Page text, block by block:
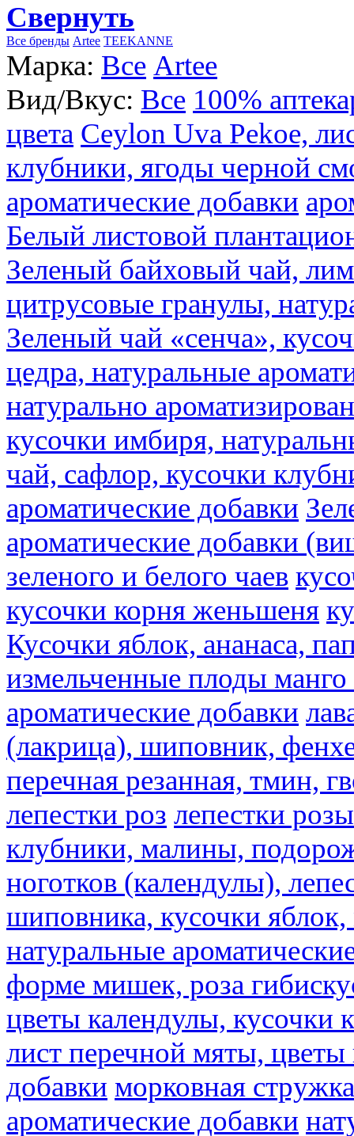
Свернуть
Все бренды Artee TEEKANNE
Марка: Все Artee
Вид/Вкус: Все 100%
цвета Ceylon Uva Pekoe,
клубники, ягоды черной
ароматические добавки
Белый листовой
Зеленый байховый чай,
цитрусовые гранулы,
Зеленый чай «сенча»,
цедра, натуральные
натурально
кусочки имбиря,
чай, сафлор, кусочки
ароматические добавки
ароматические добавки
зеленого и белого чаев
кусочки корня женьшеня
Кусочки яблок, ананаса,
измельченные плоды
ароматические добавки
(лакрица), шиповник,
перечная резанная, тмин,
лепестки роз лепестки розы
клубники, малины,
ноготков (календулы),
шиповника, кусочки
натуральные
форме мишек, роза
цветы календулы, кусочки
лист перечной мяты,
добавки морковная стружка
ароматические добавки